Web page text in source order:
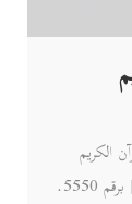
الكريم